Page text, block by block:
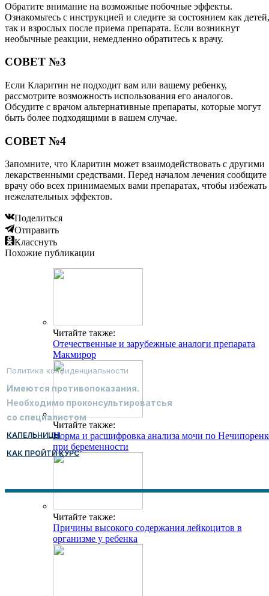
Обратите внимание на возможные побочные эффекты.
Ознакомьтесь с инструкцией и следите за состоянием как детей,
так и взрослых после приема препарата. Если возникнут
необычные реакции, немедленно обратитесь к врачу.
СОВЕТ №3
Если Кларитин не подходит вам или вашему ребенку,
рассмотрите возможность использования его аналогов.
Обсудите с врачом альтернативные препараты, которые могут
быть более подходящими в вашем случае.
СОВЕТ №4
Запомните, что Кларитин может взаимодействовать с другими
лекарственными средствами. Перед началом лечения сообщите
врачу обо всех принимаемых вами препаратах, чтобы избежать
нежелательных эффектов.
Поделиться
Отправить
Класснуть
Похожие публикации
Читайте также:
Отечественные и зарубежные аналоги препарата
Макмирор
Читайте также:
Норма и расшифровка анализа мочи по
при беременности
Читайте также:
Причины высокого содержания лейкоцитов в
организме у ребенка
Политика конфиденциальности
Имеются противопоказания.
Необходимо проконсультироватсья
со специалистом
КАПЕЛЬНИЦЫ
КАК ПРОЙТИ КУРС